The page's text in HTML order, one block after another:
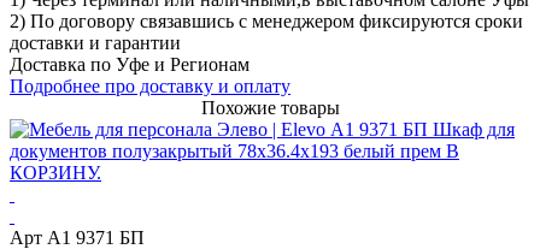
2) По договору связавшись с менеджером фиксируются сроки
доставки и гарантии
Доставка по Уфе и Регионам
Подробнее про доставку и оплату
Похожие товары
Арт А1 9371 БП